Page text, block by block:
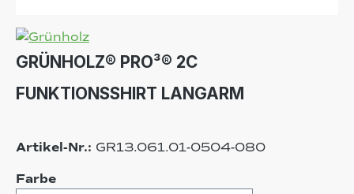
GRÜNHOLZ® PRO³® 2C
FUNKTIONSSHIRT LANGARM
Artikel-Nr.: GR13.061.01-0504-080
Farbeauswählen